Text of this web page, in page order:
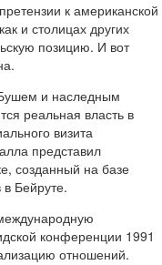
к американской
и столицах других
позицию. И вот
и наследным
реальная власть в
визита
представил
созданный на базе
Бейруте.
конференции 1991
отношений.